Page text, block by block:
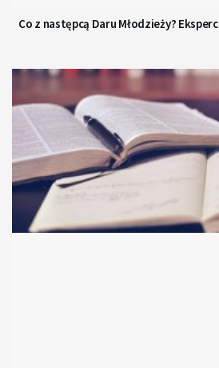
Co z następcą Daru Młodzieży?